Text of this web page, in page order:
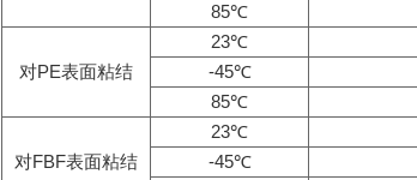
85℃
对PE表面粘结
23℃
-45℃
85℃
对FBF表面粘结
23℃
-45℃